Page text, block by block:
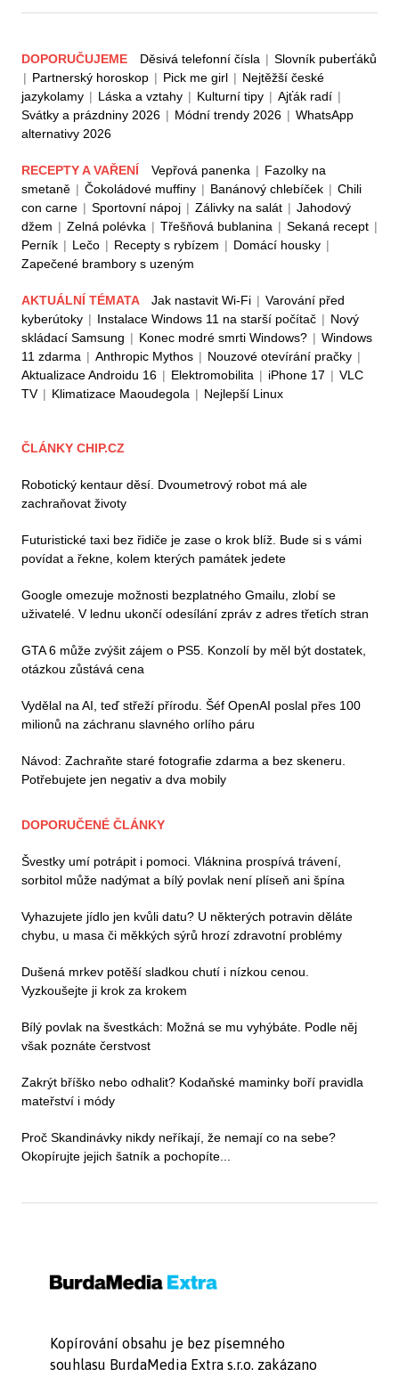
DOPORUČUJEME Děsivá telefonní čísla | Slovník puberťáků
| Partnerský horoskop | Pick me girl | Nejtěžší české
jazykolamy | Láska a vztahy | Kulturní tipy | Ajťák radí |
Svátky a prázdniny 2026 | Módní trendy 2026 | WhatsApp
alternativy 2026
RECEPTY A VAŘENÍ Vepřová panenka | Fazolky na
smetaně | Čokoládové muffiny | Banánový chlebíček | Chili
con carne | Sportovní nápoj | Zálivky na salát | Jahodový
džem | Zelná polévka | Třešňová bublanina | Sekaná recept |
Perník | Lečo | Recepty s rybízem | Domácí housky |
Zapečené brambory s uzeným
AKTUÁLNÍ TÉMATA Jak nastavit Wi-Fi | Varování před
kyberútoky | Instalace Windows 11 na starší počítač | Nový
skládací Samsung | Konec modré smrti Windows? | Windows
11 zdarma | Anthropic Mythos | Nouzové otevírání pračky |
Aktualizace Androidu 16 | Elektromobilita | iPhone 17 | VLC
TV | Klimatizace Maoudegola | Nejlepší Linux
ČLÁNKY CHIP.CZ
Robotický kentaur děsí. Dvoumetrový robot má ale
zachraňovat životy
Futuristické taxi bez řidiče je zase o krok blíž. Bude si s vámi
povídat a řekne, kolem kterých památek jedete
Google omezuje možnosti bezplatného Gmailu, zlobí se
uživatelé. V lednu ukončí odesílání zpráv z adres třetích stran
GTA 6 může zvýšit zájem o PS5. Konzolí by měl být dostatek,
otázkou zůstává cena
Vydělal na AI, teď střeží přírodu. Šéf OpenAI poslal přes 100
milionů na záchranu slavného orlího páru
Návod: Zachraňte staré fotografie zdarma a bez skeneru.
Potřebujete jen negativ a dva mobily
DOPORUČENÉ ČLÁNKY
Švestky umí potrápit i pomoci. Vláknina prospívá trávení,
sorbitol může nadýmat a bílý povlak není plíseň ani špína
Vyhazujete jídlo jen kvůli datu? U některých potravin děláte
chybu, u masa či měkkých sýrů hrozí zdravotní problémy
Dušená mrkev potěší sladkou chutí i nízkou cenou.
Vyzkoušejte ji krok za krokem
Bílý povlak na švestkách: Možná se mu vyhýbáte. Podle něj
však poznáte čerstvost
Zakrýt bříško nebo odhalit? Kodaňské maminky boří pravidla
mateřství i módy
Proč Skandinávky nikdy neříkají, že nemají co na sebe?
Okopírujte jejich šatník a pochopíte...
Kopírování obsahu je bez písemného
souhlasu BurdaMedia Extra s.r.o. zakázano